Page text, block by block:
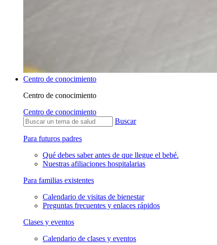
Centro de conocimiento
Centro de conocimiento
Centro de conocimiento
Buscar
Para futuros padres
Qué debes saber antes de que llegue el bebé.
Nuestras afiliaciones hospitalarias
Para familias existentes
Calendario de visitas de bienestar
Preguntas frecuentes y enlaces rápidos
Clases y eventos
Calendario de clases y eventos